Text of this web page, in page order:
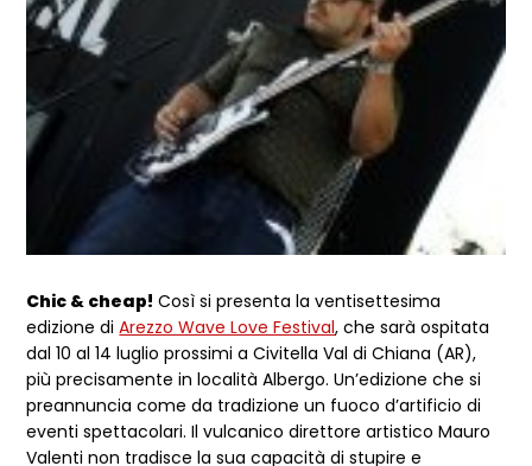
Chic & cheap! Così si presenta la ventisettesima
edizione diArezzo Wave Love Festival, che sarà ospitata
dal 10 al 14 luglio prossimi a Civitella Val di Chiana (AR),
più precisamente in località Albergo. Un’edizione che si
preannuncia come da tradizione un fuoco d’artificio di
eventi spettacolari. Il vulcanico direttore artistico Mauro
Valenti non tradisce la sua capacità di stupire e